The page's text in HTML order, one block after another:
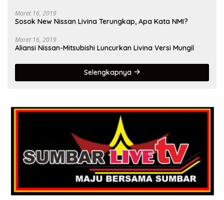
Maret 16, 2019
Sosok New Nissan Livina Terungkap, Apa Kata NMI?
Maret 16, 2019
Aliansi Nissan-Mitsubishi Luncurkan Livina Versi Mungil
Selengkapnya